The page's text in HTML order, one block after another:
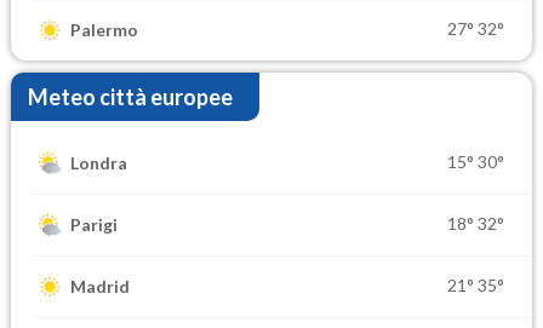
Palermo 27° 32°
Meteo città europee
Londra 15° 30°
Parigi 18° 32°
Madrid 21° 35°